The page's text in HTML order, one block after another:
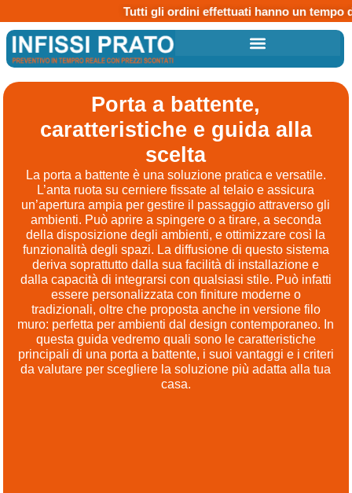
Tutti gli ordini effettuati hanno un tempo di
Porta a battente,
caratteristiche e guida alla
scelta
La porta a battente è una soluzione pratica e versatile.
L’anta ruota su cerniere fissate al telaio e assicura
un’apertura ampia per gestire il passaggio attraverso gli
ambienti. Può aprire a spingere o a tirare, a seconda
della disposizione degli ambienti, e ottimizzare così la
funzionalità degli spazi. La diffusione di questo sistema
deriva soprattutto dalla sua facilità di installazione e
dalla capacità di integrarsi con qualsiasi stile. Può infatti
essere personalizzata con finiture moderne o
tradizionali, oltre che proposta anche in versione filo
muro: perfetta per ambienti dal design contemporaneo. In
questa guida vedremo quali sono le caratteristiche
principali di una porta a battente, i suoi vantaggi e i criteri
da valutare per scegliere la soluzione più adatta alla tua
casa.